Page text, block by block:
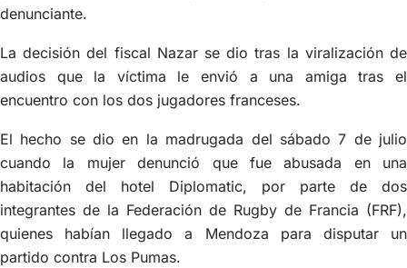
denunciante.
La decisión del fiscal Nazar se dio tras la viralización de
audios que la víctima le envió a una amiga tras el
encuentro con los dos jugadores franceses.
El hecho se dio en la madrugada del sábado 7 de julio
cuando la mujer denunció que fue abusada en una
habitación del hotel Diplomatic, por parte de dos
integrantes de la Federación de Rugby de Francia (FRF),
quienes habían llegado a Mendoza para disputar un
partido contra Los Pumas.